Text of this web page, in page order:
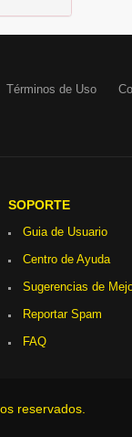
Términos de Uso
SOPORTE
Guia de Usuario
Centro de Ayuda
Sugerencias de
Reportar Spam
FAQ
reservados.